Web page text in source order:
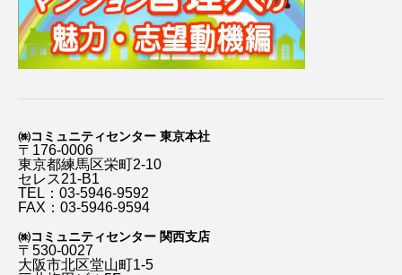
㈱コミュニティセンター 東京本社
〒176-0006
東京都練馬区栄町2-10
セレス21-B1
TEL：03-5946-9592
FAX：03-5946-9594
㈱コミュニティセンター 関西支店
〒530-0027
大阪市北区堂山町1-5